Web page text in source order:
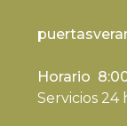
Horario
Servicios 24